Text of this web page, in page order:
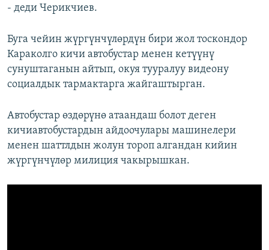
- деди Черикчиев.
Буга чейин жүргүнчүлөрдүн бири жол тоскондор
Караколго кичи автобустар менен кетүүнү
сунуштаганын айтып, окуя тууралуу видеону
социалдык тармактарга жайгаштырган.
Автобустар өздөрүнө атаандаш болот деген
кичиавтобустардын айдоочулары машинелери
менен шаттлдын жолун тороп алгандан кийин
жүргүнчүлөр милиция чакырышкан.